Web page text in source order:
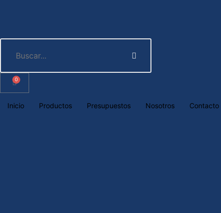
0
Inicio Productos Presupuestos Nosotros Contacto